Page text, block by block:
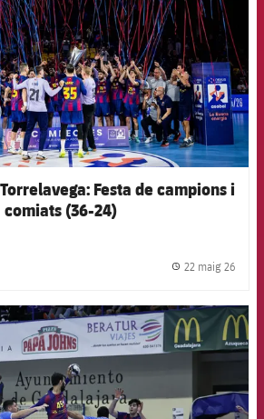
Festa de campions i
comiats (36-24)
22 maig 26
FCB Barcelona badge